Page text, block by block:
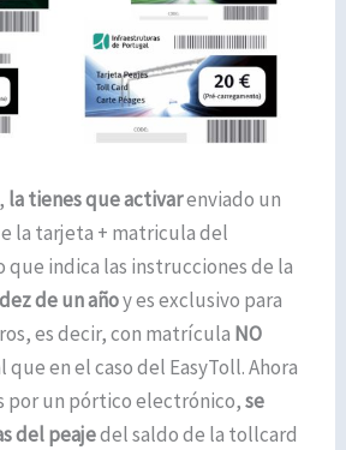
la tienes que activarenviado un
la tarjeta + matricula del
indica las instrucciones de la
de un añoy es exclusivo para
es decir, con matrícula NO
en el caso del EasyToll. Ahora
por un pórtico electrónico,se
del peajedel saldo de la tollcard